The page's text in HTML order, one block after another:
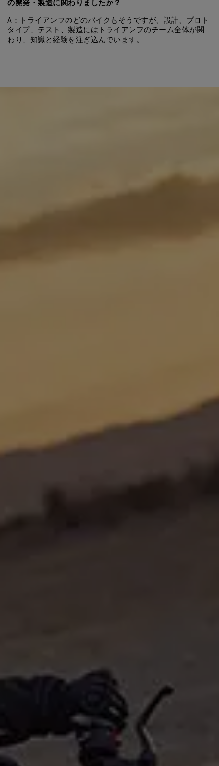
の開発・製造に関わりましたか？
A：トライアンフのどのバイクもそうですが、設計、プロト
タイプ、テスト、製造にはトライアンフのチーム全体が関
わり、知識と経験を注ぎ込んでいます。